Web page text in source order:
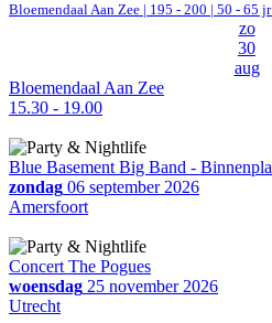
Bloemendaal Aan Zee | 195 - 200 | 50 - 65 jr
zo
30
aug
Bloemendaal Aan Zee
15.30 - 19.00
Blue Basement Big Band -
zondag 06 september 2026
Amersfoort
Concert The Pogues
woensdag 25 november 2026
Utrecht